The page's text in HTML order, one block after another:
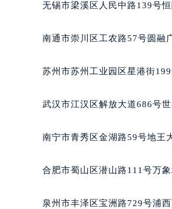
无锡市梁溪区人民中路139号
南通市崇川区工农路57号圆融
苏州市苏州工业园区星港街
武汉市江汉区解放大道686号
南宁市青秀区金湖路59号地王
合肥市蜀山区潜山路111号万
泉州市丰泽区宝洲路729号浦